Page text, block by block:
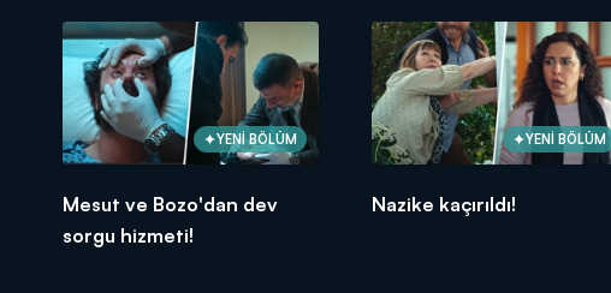
YENİ BÖLÜM
Mesut ve Bozo'dan dev
sorgu hizmeti!
YENİ BÖLÜM
Nazike kaçırıldı!